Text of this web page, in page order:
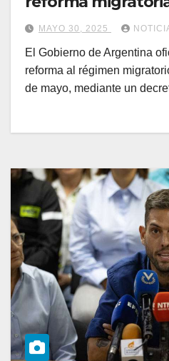
MAYO 30, 2025
El Gobierno de Argentina
reforma al régimen
de mayo, mediante un